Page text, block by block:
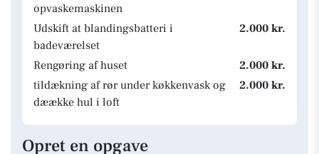
opvaskemaskinen
Udskift at blandingsbatteri i
badeværelset
2.000 kr.
Rengøring af huset
2.000 kr.
tildækning af rør under køkkenvask og
dæække hul i loft
2.000 kr.
Opret en opgave